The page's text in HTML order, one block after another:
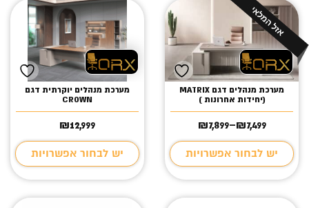
מערכת מנהלים דגם MATRIX
(יחידות אחרונות )
₪7,499
–
₪7,899
טווח
מחירים:
⁦₪7,499⁩
עד
יש לבחור אפשרויות
מערכת מנהלים יוקרתית דגם
CROWN
₪12,999
יש לבחור אפשרויות